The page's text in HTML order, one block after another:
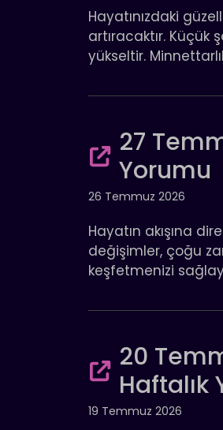
Hayatınızdaki
artıracaktır.
yükseltir.
27
Yorumu
26 Temmuz 2026
Hayatın akışına
değişimler, çoğu
keşfetmenizi
20
Haftalık
19 Temmuz 2026